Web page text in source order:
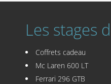
Les stages
Coffrets cadeau
Mc Laren 600 LT
Ferrari 296 GTB